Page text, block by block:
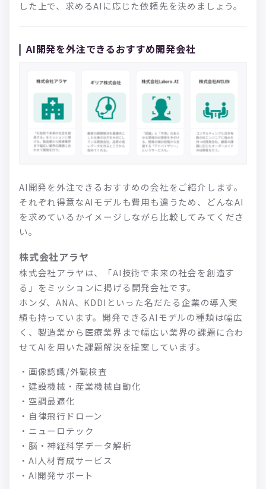
した上で、求めるAIに応じた依頼先を決めましょう。
AI開発を外注できるおすすめ開発会社
AI開発を外注できるおすすめの会社をご紹介します。
それぞれ得意なAIモデルも費用も違うため、どんなAI
を求めているかイメージしながら比較してみてくださ
い。
株式会社アラヤ
株式会社アラヤは、「AI技術で未来の社会を創造す
る」をミッションに掲げる開発会社です。
ホンダ、ANA、KDDIといった名だたる企業の導入実
績も持っています。開発できるAIモデルの種類は幅広
く、製造業から医療業界まで幅広い業界の課題に合わ
せてAIを用いた課題解決を提案しています。
・画像認識/外観検査
・建設機械・産業機械自動化
・空調最適化
・自律飛行ドローン
・ニューロテック
・脳・神経科学データ解析
・AI人材育成サービス
・AI開発サポート